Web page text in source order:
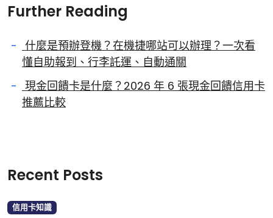
Further Reading
什麼是預辦登機？在機捷哪站可以辦理？一次看
懂自助報到、行李託運、自動通關
現金回饋卡是什麼？2026 年 6 張現金回饋信用卡
推薦比較
Recent Posts
信用卡知識